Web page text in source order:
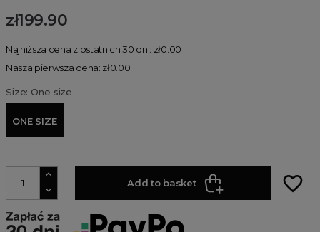
zł199.90
Najniższa cena z ostatnich 30 dni: zł0.00
Nasza pierwsza cena: zł0.00
Size: One size
ONE SIZE
Add to basket favorite_border